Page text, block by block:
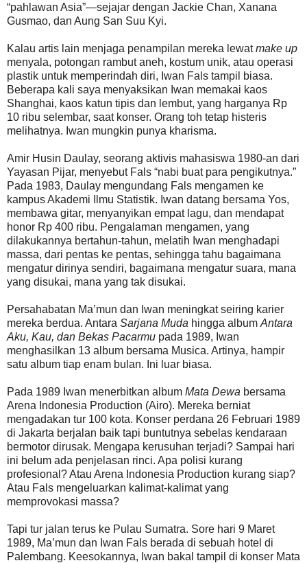
“pahlawan Asia”—sejajar dengan Jackie Chan, Xanana
Gusmao, dan Aung San Suu Kyi.
Kalau artis lain menjaga penampilan mereka lewatmake up
menyala, potongan rambut aneh, kostum unik, atau operasi
plastik untuk memperindah diri, Iwan Fals tampil biasa.
Beberapa kali saya menyaksikan Iwan memakai kaos
Shanghai, kaos katun tipis dan lembut, yang harganya Rp
10 ribu selembar, saat konser. Orang toh tetap histeris
melihatnya. Iwan mungkin punya kharisma.
Amir Husin Daulay, seorang aktivis mahasiswa 1980-an dari
Yayasan Pijar, menyebut Fals “nabi buat para pengikutnya.”
Pada 1983, Daulay mengundang Fals mengamen ke
kampus Akademi Ilmu Statistik. Iwan datang bersama Yos,
membawa gitar, menyanyikan empat lagu, dan mendapat
honor Rp 400 ribu. Pengalaman mengamen, yang
dilakukannya bertahun-tahun, melatih Iwan menghadapi
massa, dari pentas ke pentas, sehingga tahu bagaimana
mengatur dirinya sendiri, bagaimana mengatur suara, mana
yang disukai, mana yang tak disukai.
Persahabatan Ma’mun dan Iwan meningkat seiring karier
mereka berdua. Antara Sarjana Muda hingga album Antara
Aku, Kau, dan Bekas Pacarmu pada 1989, Iwan
menghasilkan 13 album bersama Musica. Artinya, hampir
satu album tiap enam bulan. Ini luar biasa.
Pada 1989 Iwan menerbitkan album Mata Dewa bersama
Arena Indonesia Production (Airo). Mereka berniat
mengadakan tur 100 kota. Konser perdana 26 Februari 1989
di Jakarta berjalan baik tapi buntutnya sebelas kendaraan
bermotor dirusak. Mengapa kerusuhan terjadi? Sampai hari
ini belum ada penjelasan rinci. Apa polisi kurang
profesional? Atau Arena Indonesia Production kurang siap?
Atau Fals mengeluarkan kalimat-kalimat yang
memprovokasi massa?
Tapi tur jalan terus ke Pulau Sumatra. Sore hari 9 Maret
1989, Ma’mun dan Iwan Fals berada di sebuah hotel di
Palembang. Keesokannya, Iwan bakal tampil di konser Mata